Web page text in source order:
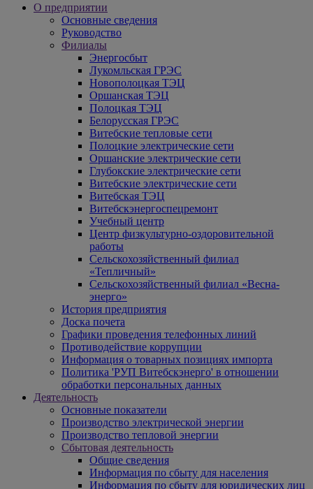
О предприятии
Основные сведения
Руководство
Филиалы
Энергосбыт
Лукомльская ГРЭС
Новополоцкая ТЭЦ
Оршанская ТЭЦ
Полоцкая ТЭЦ
Белорусская ГРЭС
Витебские тепловые сети
Полоцкие электрические сети
Оршанские электрические сети
Глубокские электрические сети
Витебские электрические сети
Витебская ТЭЦ
Витебскэнергоспецремонт
Учебный центр
Центр физкультурно-оздоровительной
работы
Сельскохозяйственный филиал
«Тепличный»
Сельскохозяйственный филиал «Весна-
энерго»
История предприятия
Доска почета
Графики проведения телефонных линий
Противодействие коррупции
Информация о товарных позициях импорта
Политика 'РУП Витебскэнерго' в отношении
обработки персональных данных
Деятельность
Основные показатели
Производство электрической энергии
Производство тепловой энергии
Сбытовая деятельность
Общие сведения
Информация по сбыту для населения
Информация по сбыту для юридических лиц